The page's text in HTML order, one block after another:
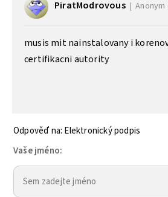
PiratModrovous Anonym
musis mit nainstalovany i
certifikacni autority
Odpověď na: Elektronický podpis
Vaše jméno: